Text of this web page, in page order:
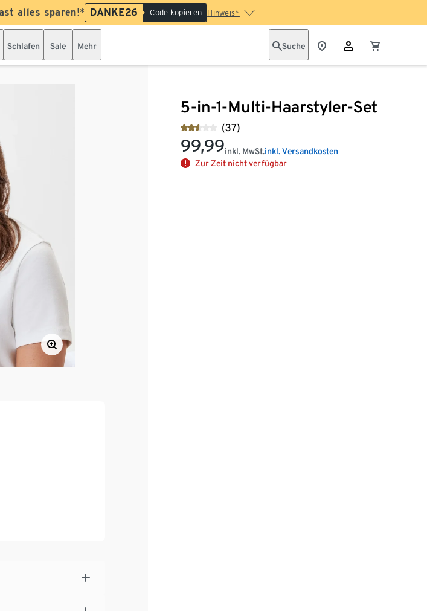
alles sparen!* DANKE26 Code kopieren Hinweis*
Schlafen Sale Mehr Suche
5-in-1-Multi-Haarstyler-Set
(37)
99,99inkl. MwSt.inkl. Versandkosten
Zur Zeit nicht verfügbar